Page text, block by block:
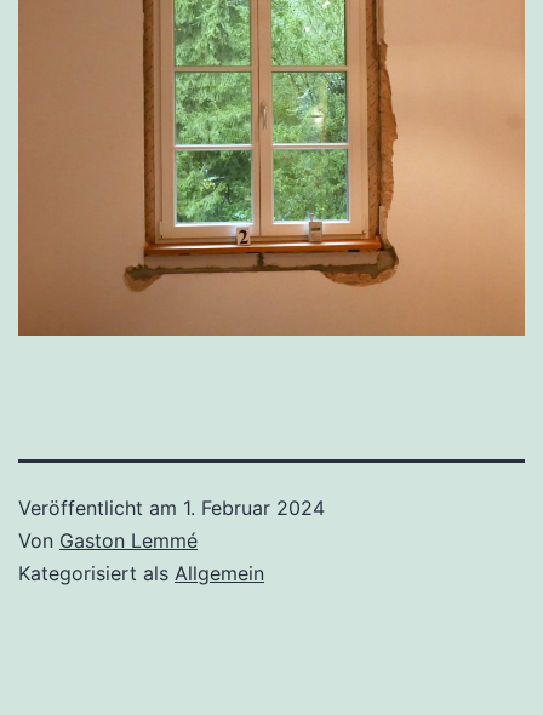
Veröffentlicht am 1. Februar 2024
Von Gaston Lemmé
Kategorisiert als Allgemein